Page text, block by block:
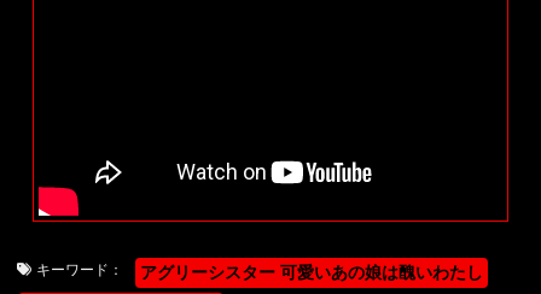
キーワード：
アグリーシスター 可愛いあの娘は醜いわたし